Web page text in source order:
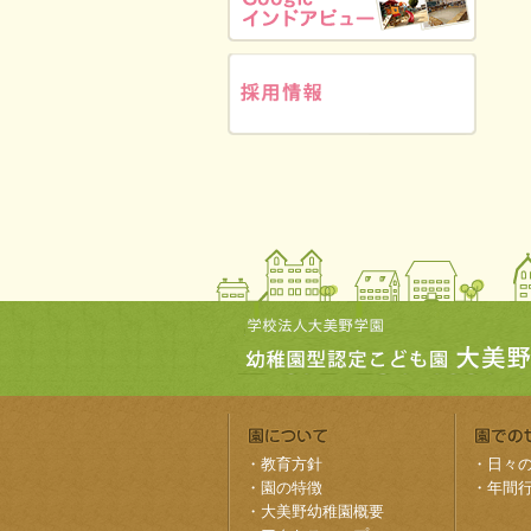
・ 教育方針
・ 園の特徴
・ 大美野幼稚園概要
・ 日々
・ 年間